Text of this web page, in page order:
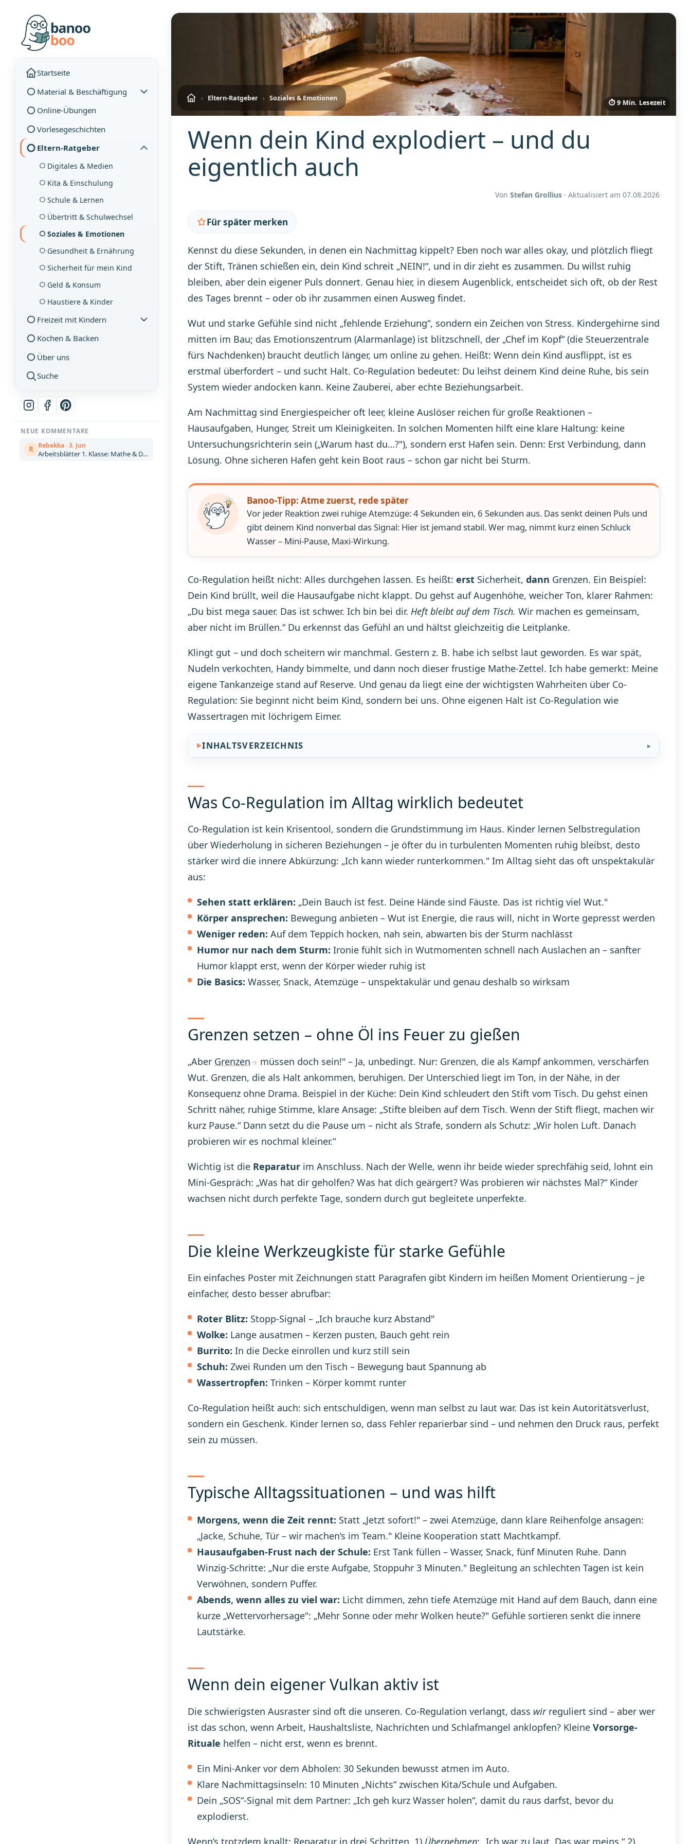
Startseite
Material & Beschäftigung
Online-Übungen
Vorlesegeschichten
Eltern-Ratgeber
Digitales & Medien
Kita & Einschulung
Schule & Lernen
Übertritt & Schulwechsel
Soziales & Emotionen
Gesundheit & Ernährung
Sicherheit für mein Kind
Geld & Konsum
Haustiere & Kinder
Freizeit mit Kindern
Kochen & Backen
Über uns
Suche
NEUE KOMMENTARE
R Rebekka · 3. Jun
Arbeitsblätter 1. Klasse: Mathe & Deutsch kostenlos zum Ausdrucken (Artikel)
› Eltern-Ratgeber › Soziales & Emotionen
⏱ 9 Min. Lesezeit
Wenn dein Kind explodiert – und du
eigentlich auch
Von Stefan Grollius · Aktualisiert am 07.08.2026
Für später merken
Kennst du diese Sekunden, in denen ein Nachmittag kippelt? Eben noch war alles okay, und plötzlich fliegt
der Stift, Tränen schießen ein, dein Kind schreit „NEIN!“, und in dir zieht es zusammen. Du willst ruhig
bleiben, aber dein eigener Puls donnert. Genau hier, in diesem Augenblick, entscheidet sich oft, ob der Rest
des Tages brennt – oder ob ihr zusammen einen Ausweg findet.
Wut und starke Gefühle sind nicht „fehlende Erziehung“, sondern ein Zeichen von Stress. Kindergehirne sind
mitten im Bau; das Emotionszentrum (Alarmanlage) ist blitzschnell, der „Chef im Kopf“ (die Steuerzentrale
fürs Nachdenken) braucht deutlich länger, um online zu gehen. Heißt: Wenn dein Kind ausflippt, ist es
erstmal überfordert – und sucht Halt. Co-Regulation bedeutet: Du leihst deinem Kind deine Ruhe, bis sein
System wieder andocken kann. Keine Zauberei, aber echte Beziehungsarbeit.
Am Nachmittag sind Energiespeicher oft leer, kleine Auslöser reichen für große Reaktionen –
Hausaufgaben, Hunger, Streit um Kleinigkeiten. In solchen Momenten hilft eine klare Haltung: keine
Untersuchungsrichterin sein („Warum hast du…?"), sondern erst Hafen sein. Denn: Erst Verbindung, dann
Lösung. Ohne sicheren Hafen geht kein Boot raus – schon gar nicht bei Sturm.
Banoo-Tipp: Atme zuerst, rede später
Vor jeder Reaktion zwei ruhige Atemzüge: 4 Sekunden ein, 6 Sekunden aus. Das senkt deinen Puls und
gibt deinem Kind nonverbal das Signal: Hier ist jemand stabil. Wer mag, nimmt kurz einen Schluck
Wasser – Mini-Pause, Maxi-Wirkung.
Co-Regulation heißt nicht: Alles durchgehen lassen. Es heißt: erst Sicherheit, dann Grenzen. Ein Beispiel:
Dein Kind brüllt, weil die Hausaufgabe nicht klappt. Du gehst auf Augenhöhe, weicher Ton, klarer Rahmen:
„Du bist mega sauer. Das ist schwer. Ich bin bei dir. Heft bleibt auf dem Tisch. Wir machen es gemeinsam,
aber nicht im Brüllen.“ Du erkennst das Gefühl an und hältst gleichzeitig die Leitplanke.
Klingt gut – und doch scheitern wir manchmal. Gestern z. B. habe ich selbst laut geworden. Es war spät,
Nudeln verkochten, Handy bimmelte, und dann noch dieser frustige Mathe-Zettel. Ich habe gemerkt: Meine
eigene Tankanzeige stand auf Reserve. Und genau da liegt eine der wichtigsten Wahrheiten über Co-
Regulation: Sie beginnt nicht beim Kind, sondern bei uns. Ohne eigenen Halt ist Co-Regulation wie
Wassertragen mit löchrigem Eimer.
INHALTSVERZEICHNIS
Was Co-Regulation im Alltag wirklich bedeutet
Co-Regulation ist kein Krisentool, sondern die Grundstimmung im Haus. Kinder lernen Selbstregulation
über Wiederholung in sicheren Beziehungen – je öfter du in turbulenten Momenten ruhig bleibst, desto
stärker wird die innere Abkürzung: „Ich kann wieder runterkommen." Im Alltag sieht das oft unspektakulär
aus:
Sehen statt erklären: „Dein Bauch ist fest. Deine Hände sind Fäuste. Das ist richtig viel Wut."
Körper ansprechen: Bewegung anbieten – Wut ist Energie, die raus will, nicht in Worte gepresst werden
Weniger reden: Auf dem Teppich hocken, nah sein, abwarten bis der Sturm nachlässt
Humor nur nach dem Sturm: Ironie fühlt sich in Wutmomenten schnell nach Auslachen an – sanfter
Humor klappt erst, wenn der Körper wieder ruhig ist
Die Basics: Wasser, Snack, Atemzüge – unspektakulär und genau deshalb so wirksam
Grenzen setzen – ohne Öl ins Feuer zu gießen
„Aber Grenzen
müssen doch sein!" – Ja, unbedingt. Nur: Grenzen, die als Kampf ankommen, verschärfen
Wut. Grenzen, die als Halt ankommen, beruhigen. Der Unterschied liegt im Ton, in der Nähe, in der
Konsequenz ohne Drama. Beispiel in der Küche: Dein Kind schleudert den Stift vom Tisch. Du gehst einen
Schritt näher, ruhige Stimme, klare Ansage: „Stifte bleiben auf dem Tisch. Wenn der Stift fliegt, machen wir
kurz Pause.“ Dann setzt du die Pause um – nicht als Strafe, sondern als Schutz: „Wir holen Luft. Danach
probieren wir es nochmal kleiner.“
Wichtig ist die Reparatur im Anschluss. Nach der Welle, wenn ihr beide wieder sprechfähig seid, lohnt ein
Mini-Gespräch: „Was hat dir geholfen? Was hat dich geärgert? Was probieren wir nächstes Mal?“ Kinder
wachsen nicht durch perfekte Tage, sondern durch gut begleitete unperfekte.
Die kleine Werkzeugkiste für starke Gefühle
Ein einfaches Poster mit Zeichnungen statt Paragrafen gibt Kindern im heißen Moment Orientierung – je
einfacher, desto besser abrufbar:
Roter Blitz: Stopp-Signal – „Ich brauche kurz Abstand"
Wolke: Lange ausatmen – Kerzen pusten, Bauch geht rein
Burrito: In die Decke einrollen und kurz still sein
Schuh: Zwei Runden um den Tisch – Bewegung baut Spannung ab
Wassertropfen: Trinken – Körper kommt runter
Co-Regulation heißt auch: sich entschuldigen, wenn man selbst zu laut war. Das ist kein Autoritätsverlust,
sondern ein Geschenk. Kinder lernen so, dass Fehler reparierbar sind – und nehmen den Druck raus, perfekt
sein zu müssen.
Typische Alltagssituationen – und was hilft
Morgens, wenn die Zeit rennt: Statt „Jetzt sofort!" – zwei Atemzüge, dann klare Reihenfolge ansagen:
„Jacke, Schuhe, Tür – wir machen’s im Team." Kleine Kooperation statt Machtkampf.
Hausaufgaben-Frust nach der Schule: Erst Tank füllen – Wasser, Snack, fünf Minuten Ruhe. Dann
Winzig-Schritte: „Nur die erste Aufgabe, Stoppuhr 3 Minuten." Begleitung an schlechten Tagen ist kein
Verwöhnen, sondern Puffer.
Abends, wenn alles zu viel war: Licht dimmen, zehn tiefe Atemzüge mit Hand auf dem Bauch, dann eine
kurze „Wettervorhersage": „Mehr Sonne oder mehr Wolken heute?" Gefühle sortieren senkt die innere
Lautstärke.
Wenn dein eigener Vulkan aktiv ist
Die schwierigsten Ausraster sind oft die unseren. Co-Regulation verlangt, dass wirreguliert sind – aber wer
ist das schon, wenn Arbeit, Haushaltsliste, Nachrichten und Schlafmangel anklopfen? Kleine Vorsorge-
Rituale helfen – nicht erst, wenn es brennt.
Ein Mini-Anker vor dem Abholen: 30 Sekunden bewusst atmen im Auto.
Klare Nachmittagsinseln: 10 Minuten „Nichts“ zwischen Kita/Schule und Aufgaben.
Dein „SOS“-Signal mit dem Partner: „Ich geh kurz Wasser holen“, damit du raus darfst, bevor du
explodierst.
Wenn’s trotzdem knallt: Reparatur in drei Schritten. 1) Übernehmen: „Ich war zu laut. Das war meins.“ 2)